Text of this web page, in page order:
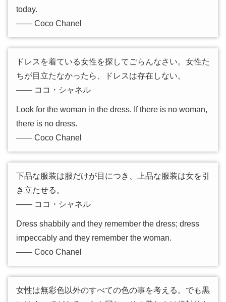
today.
―― Coco Chanel
ドレスを着ている女性を探してごらんなさい。女性た
ちが目立たなかったら、ドレスは存在しない。
―― ココ・シャネル
Look for the woman in the dress. If there is no woman,
there is no dress.
―― Coco Chanel
下品な服装は服だけが目につき、上品な服装は女を引
き立たせる。
―― ココ・シャネル
Dress shabbily and they remember the dress; dress
impeccably and they remember the woman.
―― Coco Chanel
女性は無彩色以外のすべての色の事を考える。でも黒